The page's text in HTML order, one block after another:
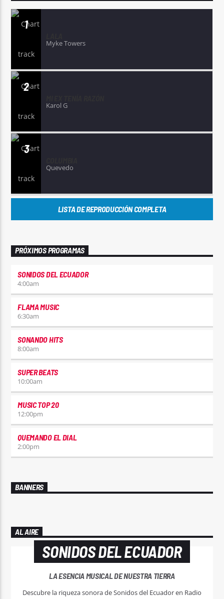
1
Myke Towers
2
Karol G
3
Quevedo
LISTA DE REPRODUCCIÓN COMPLETA
PRÓXIMOS PROGRAMAS
SONIDOS DEL ECUADOR
4:00am
FLAMA MUSIC
6:30am
SONANDO HITS
8:00am
SUPER BEATS
10:00am
MUSIC TOP 20
12:00pm
QUEMANDO EL DIAL
2:00pm
BANNERS
AL AIRE
SONIDOS DEL ECUADOR
LA ESENCIA MUSICAL DE NUESTRA TIERRA
Descubre la riqueza sonora de Sonidos del Ecuador en Radio